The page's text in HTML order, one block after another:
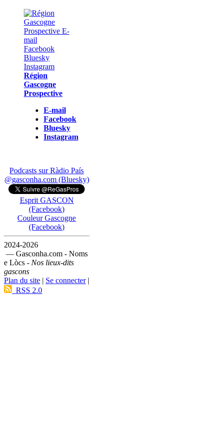
Région
Gascogne
Prospective
E-mail
Facebook
Bluesky
Instagram
Podcasts sur Ràdio País
@gasconha.com (Bluesky)
Esprit GASCON
(Facebook)
Couleur Gascogne
(Facebook)
2024-2026
— Gasconha.com - Noms
e Lòcs - Nos lieux-dits
gascons
Plan du site | Se connecter|
RSS 2.0